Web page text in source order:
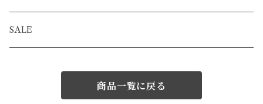
SALE
商品一覧に戻る